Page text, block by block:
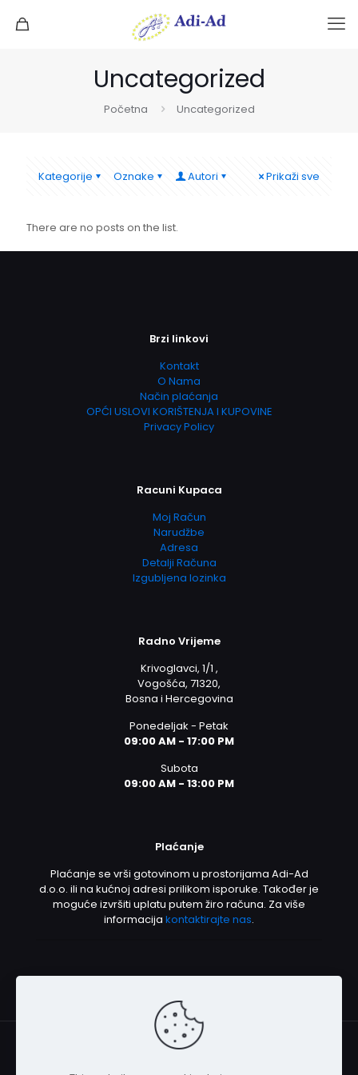
Uncategorized
Početna Uncategorized
Kategorije Oznake Autori Prikaži sve
There are no posts on the list.
Brzi linkovi
Kontakt
O Nama
Način plaćanja
OPĆI USLOVI KORIŠTENJA I KUPOVINE
Privacy Policy
Racuni Kupaca
Moj Račun
Narudžbe
Adresa
Detalji Računa
Izgubljena lozinka
Radno Vrijeme
Krivoglavci, 1/1 ,
Vogošća, 71320,
Bosna i Hercegovina
Ponedeljak - Petak
09:00 AM - 17:00 PM
Subota
09:00 AM - 13:00 PM
Plaćanje
Plaćanje se vrši gotovinom u prostorijama Adi-Ad
d.o.o. ili na kućnoj adresi prilikom isporuke. Također je
moguće izvršiti uplatu putem žiro računa. Za više
informacija kontaktirajte nas.